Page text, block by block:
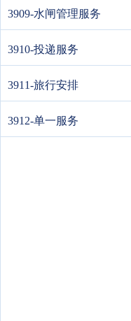
3909-水闸管理服务
3910-投递服务
3911-旅行安排
3912-单一服务